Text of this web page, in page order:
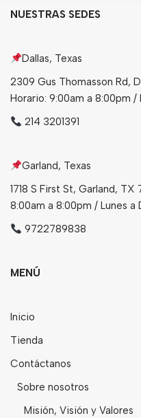
Golosinas
Bebidas
Tés
NUESTRAS SEDES
Dallas, Texas
2309 Gus Thomasson Rd,
Horario: 9:00am a 8:00pm /
214 3201391
Garland, Texas
1718 S First St, Garland,
8:00am a 8:00pm / Lunes a
9722789838
MENÚ
Inicio
Tienda
Contáctanos
Sobre nosotros
Misión, Visión y Valores